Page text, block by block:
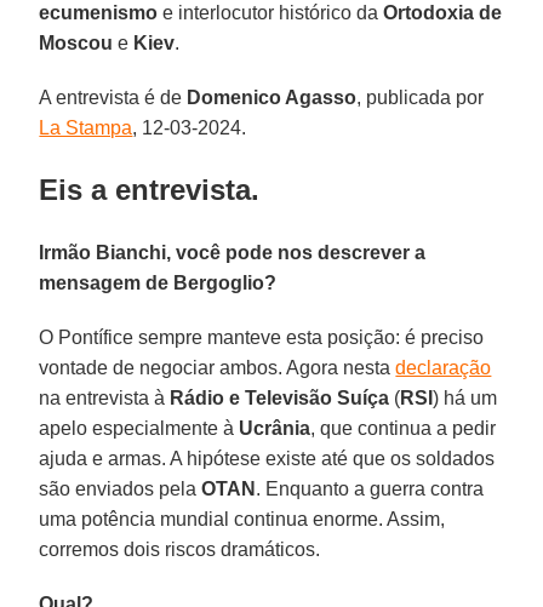
ecumenismo e interlocutor histórico daOrtodoxia de
Moscou e Kiev.
A entrevista é de Domenico Agasso, publicada por
La Stampa, 12-03-2024.
Eis a entrevista.
Irmão Bianchi, você pode nos descrever a
mensagem de Bergoglio?
O Pontífice sempre manteve esta posição: é preciso
vontade de negociar ambos. Agora nestadeclaração
na entrevista à Rádio e Televisão Suíça (RSI) há um
apelo especialmente à Ucrânia, que continua a pedir
ajuda e armas. A hipótese existe até que os soldados
são enviados pelaOTAN . Enquanto a guerra contra
uma potência mundial continua enorme. Assim,
corremos dois riscos dramáticos.